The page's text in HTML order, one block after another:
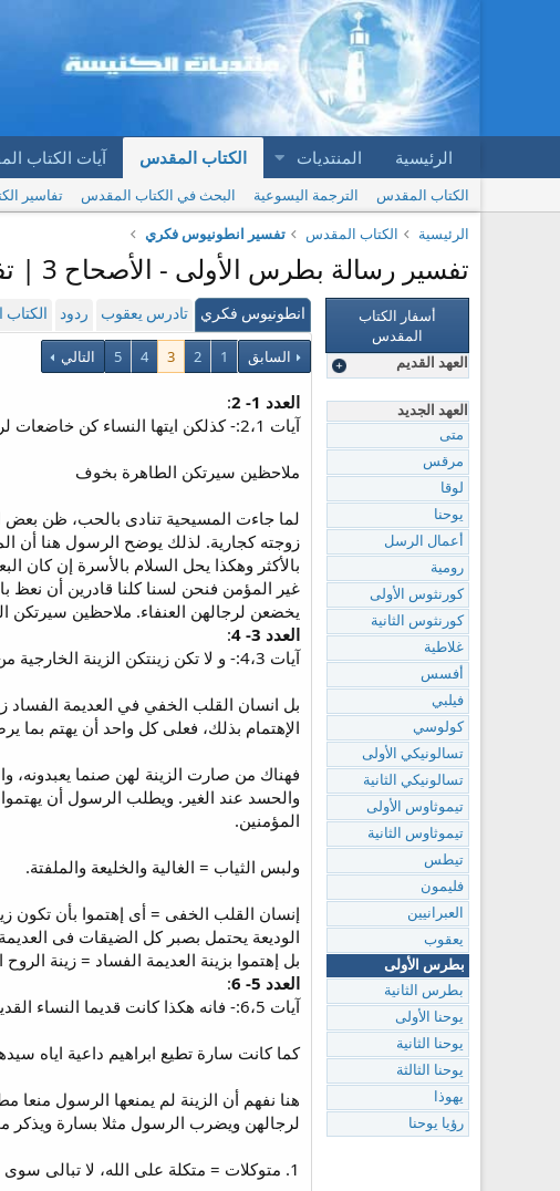
الرئيسية المنتديات الكتاب المقدس آيات الكتاب
الكتاب المقدس الترجمة اليسوعية البحث في الكتاب المقدس تفاسير
الرئيسية
الكتاب المقدس تفسير انطونيوس فكري
تفسير رسالة بطرس الأولى - الأصحاح 3 | تفسير انطونيوس فكري
انطونيوس فكري تادرس يعقوب ردود
السابق 1
2
3
4
5 التالي
العدد 1- 2
:
آيات 2،1:- كذلكن ايتها النساء كن خاضعات لرجالكن حتى و ان كان البعض لا يطيعون الكلمة يربحون بسيرة النساء بدون كلمة.
ملاحظين سيرتكن الطاهرة بخوف
لما جاءت المسيحية تنادى بالحب، ظن بعض
زوجته كجارية. لذلك يوضح الرسول هنا أن
بالأكثر وهكذا يحل السلام بالأسرة إن
غير المؤمن فنحن لسنا كلنا قادرين أن نعظ
يخضعن لرجالهن العنفاء. ملاحظين
العدد 3- 4
:
آيات 4،3:- و لا تكن زينتكن الزينة الخارجية من ضفر الشعر و التحلي بالذهب و لبس الثياب.
بل انسان القلب الخفي في العديمة الفساد
الإهتمام بذلك، فعلى كل واحد أن يهتم بما
فهناك من صارت الزينة لهن صنما
والحسد عند الغير. ويطلب الرسول أن يهتموا
المؤمنين.
ولبس الثياب = الغالية والخليعة والملفتة.
إنسان القلب الخفى = أى إهتموا بأن تكون
الوديعة يحتمل بصبر كل الضيقات فى
بل إهتموا بزينة العديمة الفساد = زينة
العدد 5- 6
:
آيات 6،5:- فانه هكذا كانت قديما النساء القديسات ايضا المتوكلات على الله يزين انفسهن خاضعات لرجالهن.
كما كانت سارة تطيع ابراهيم داعية اياه
هنا نفهم أن الزينة لم يمنعها الرسول
لرجالهن ويضرب الرسول مثلا بسارة ويذكر
1. متوكلات = متكلة على الله، لا تبالى سوى برضائه.
أسفار الكتاب
المقدس
العهد القديم
العهد الجديد
متى
مرقس
لوقا
يوحنا
أعمال الرسل
رومية
كورنثوس الأولى
كورنثوس الثانية
غلاطية
أفسس
فيلبي
كولوسي
تسالونيكي الأولى
تسالونيكي الثانية
تيموثاوس الأولى
تيموثاوس الثانية
تيطس
فليمون
العبرانيين
يعقوب
بطرس الأولى
بطرس الثانية
يوحنا الأولى
يوحنا الثانية
يوحنا الثالثة
يهوذا
رؤيا يوحنا